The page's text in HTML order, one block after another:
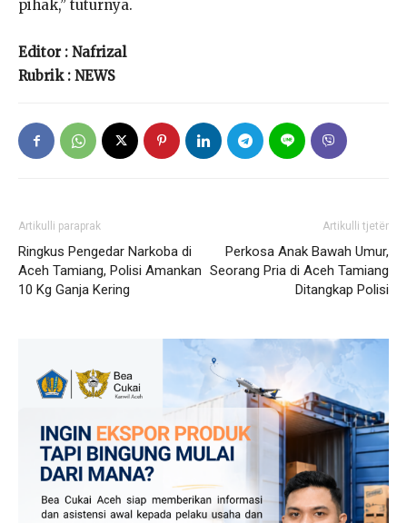
pihak,” tuturnya.
Editor : Nafrizal
Rubrik : NEWS
Artikulli paraprak
Ringkus Pengedar Narkoba di
Aceh Tamiang, Polisi Amankan
10 Kg Ganja Kering
Artikulli tjetër
Perkosa Anak Bawah Umur,
Seorang Pria di Aceh Tamiang
Ditangkap Polisi